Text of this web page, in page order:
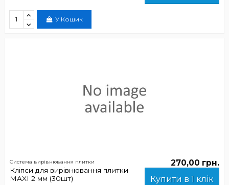
У Кошик
Система вирівнювання плитки
Кліпси для вирівнювання плитки
MAXI 2 мм (30шт)
270,00 грн.
Купити в 1 клік